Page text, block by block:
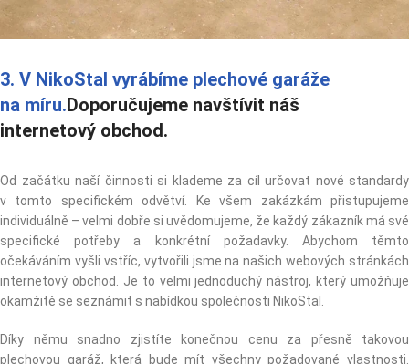
3. V NikoStal vyrábíme plechové garáže
na míru.Doporučujeme navštívit náš
internetový obchod.
Od začátku naší činnosti si klademe za cíl určovat nové standardy
v tomto specifickém odvětví. Ke všem zakázkám přistupujeme
individuálně – velmi dobře si uvědomujeme, že každý zákazník má své
specifické potřeby a konkrétní požadavky. Abychom těmto
očekáváním vyšli vstříc, vytvořili jsme na našich webových stránkách
internetový obchod. Je to velmi jednoduchý nástroj, který umožňuje
okamžitě se seznámit s nabídkou společnosti NikoStal.
Díky němu snadno zjistíte konečnou cenu za přesně takovou
plechovou garáž, která bude mít všechny požadované vlastnosti.